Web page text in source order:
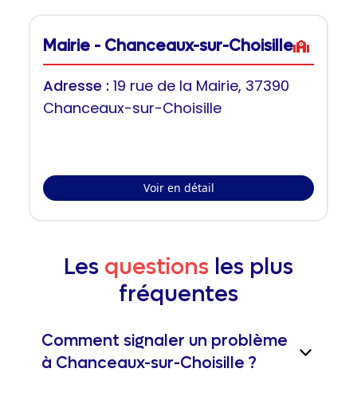
Mairie - Chanceaux-sur-Choisille
Adresse : 19 rue de la Mairie, 37390
Chanceaux-sur-Choisille
Voir en détail
Les questions les plus
fréquentes
Comment signaler un problème
à Chanceaux-sur-Choisille ?